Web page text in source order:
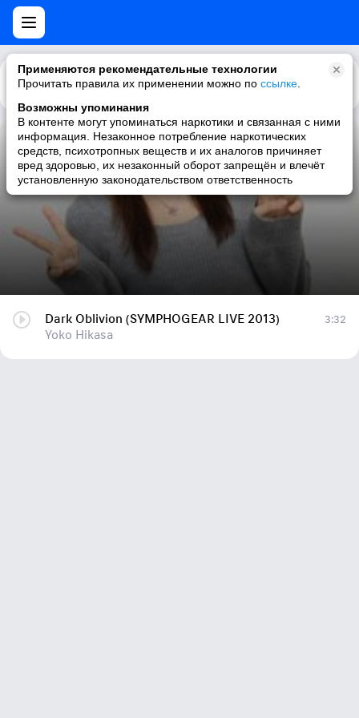
Применяются рекомендательные технологии
Прочитать правила их применении можно по ссылке
Возможны упоминания
В контенте могут упоминаться наркотики и связанная с ними
информация. Незаконное потребление наркотических
средств, психотропных веществ и их аналогов причиняет
вред здоровью, их незаконный оборот запрещён и влечёт
установленную законодательством ответственность
Каталог Рекомендации
Dark Oblivion (SYMPHOGEAR LIVE 2013)
Yoko Hikasa
Dark Oblivion (SYMPHOGEAR LIVE 2013)
Yoko Hikasa
3:32